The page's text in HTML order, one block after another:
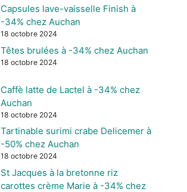
Capsules lave-vaisselle Finish à
-34% chez Auchan
18 octobre 2024
Têtes brulées à -34% chez Auchan
18 octobre 2024
Caffè latte de Lactel à -34% chez
Auchan
18 octobre 2024
Tartinable surimi crabe Delicemer à
-50% chez Auchan
18 octobre 2024
St Jacques à la bretonne riz
carottes crème Marie à -34% chez